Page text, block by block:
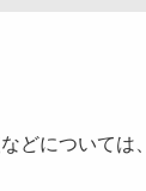
どについては